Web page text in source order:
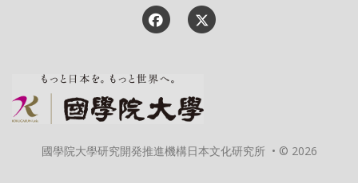
國學院大學研究開発推進機構日本文化研究所 • © 2026